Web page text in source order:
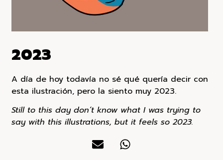
2023
A día de hoy todavía no sé qué quería decir con
esta ilustración, pero la siento muy 2023.
Still to this day don’t know what I was trying to
say with this illustrations, but it feels so 2023.